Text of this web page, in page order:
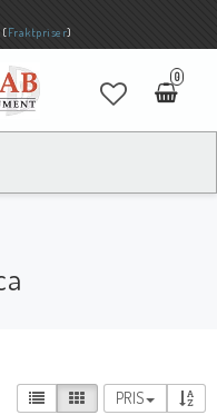
(Fraktpriser)
0
PRIS